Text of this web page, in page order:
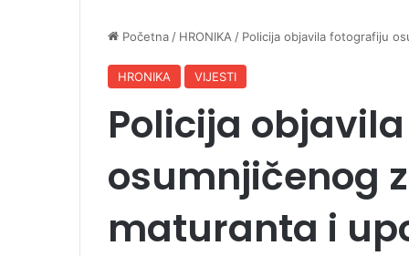
Početna / HRONIKA / Policija objavila fotografiju
HRONIKA VIJESTI
Policija
osumnjičenog
maturanta i